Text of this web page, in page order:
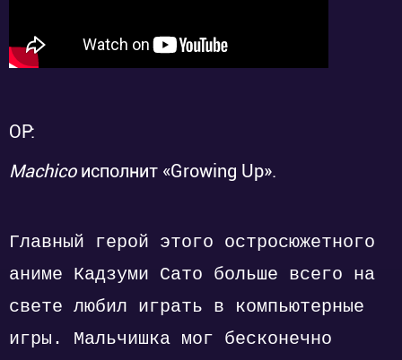
OP:
Machicoисполнит «Growing Up».
Главный герой этого остросюжетного
аниме Кадзуми Сато больше всего на
свете любил играть в компьютерные
игры. Мальчишка мог бесконечно